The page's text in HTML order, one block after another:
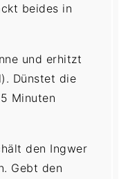
beides in
und erhitzt
Dünstet die
Minuten
den Ingwer
Gebt den